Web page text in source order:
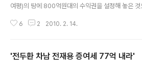
여평)의 땅에 800억원대의 수익권을 설정해 놓은 것
전씨의 수익권이 설정돼 있는 땅은 경기도 용인시 수
이른다. 원본출처 : 주간조선 http://
6 2 2010. 2. 14.
'전두환 차남 전재용 증여세 77억 내라'